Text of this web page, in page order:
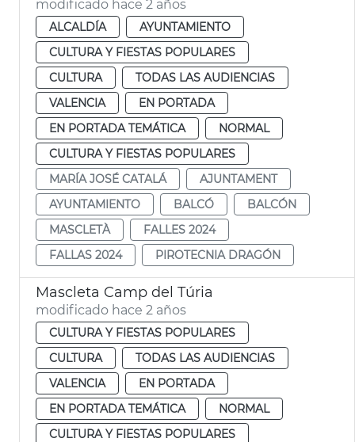
modificado hace 2 años
ALCALDÍA
AYUNTAMIENTO
CULTURA Y FIESTAS POPULARES
CULTURA
TODAS LAS AUDIENCIAS
VALENCIA
EN PORTADA
EN PORTADA TEMÁTICA
NORMAL
CULTURA Y FIESTAS POPULARES
MARÍA JOSÉ CATALÁ
AJUNTAMENT
AYUNTAMIENTO
BALCÓ
BALCÓN
MASCLETÀ
FALLES 2024
FALLAS 2024
PIROTECNIA DRAGÓN
Mascleta Camp del Túria
modificado hace 2 años
CULTURA Y FIESTAS POPULARES
CULTURA
TODAS LAS AUDIENCIAS
VALENCIA
EN PORTADA
EN PORTADA TEMÁTICA
NORMAL
CULTURA Y FIESTAS POPULARES